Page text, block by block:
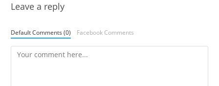
Leave a reply
Default Comments (0) Facebook Comments